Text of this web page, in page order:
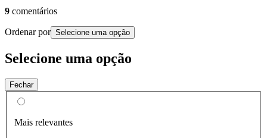
9 comentários
Ordenar por Selecione uma opção
Selecione uma opção
Fechar
Mais relevantes